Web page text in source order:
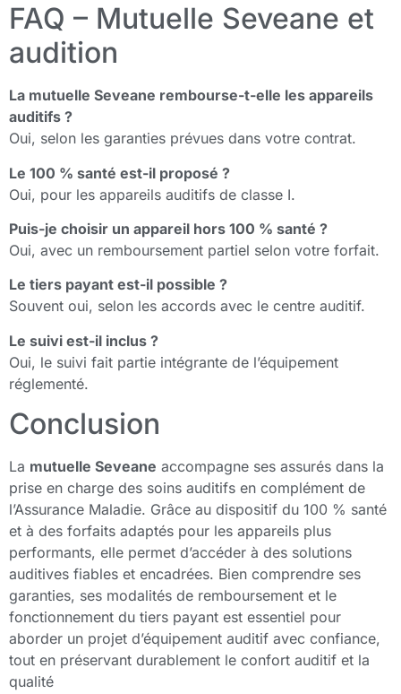
FAQ – Mutuelle Seveane et
audition
La mutuelle Seveane rembourse-t-elle les appareils
auditifs ?
Oui, selon les garanties prévues dans votre contrat.
Le 100 % santé est-il proposé ?
Oui, pour les appareils auditifs de classe I.
Puis-je choisir un appareil hors 100 % santé ?
Oui, avec un remboursement partiel selon votre forfait.
Le tiers payant est-il possible ?
Souvent oui, selon les accords avec le centre auditif.
Le suivi est-il inclus ?
Oui, le suivi fait partie intégrante de l’équipement
réglementé.
Conclusion
La mutuelle Seveane accompagne ses assurés dans la
prise en charge des soins auditifs en complément de
l’Assurance Maladie. Grâce au dispositif du 100 % santé
et à des forfaits adaptés pour les appareils plus
performants, elle permet d’accéder à des solutions
auditives fiables et encadrées. Bien comprendre ses
garanties, ses modalités de remboursement et le
fonctionnement du tiers payant est essentiel pour
aborder un projet d’équipement auditif avec confiance,
tout en préservant durablement le confort auditif et la
qualité